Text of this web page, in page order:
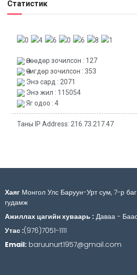
Статистик
Өнөөдөр зочилсон : 127
Өчигдөр зочилсон : 353
Энэ сард : 2071
Энэ жил : 115054
Яг одоо : 4
Таны IP Address: 216.73.217.47
Хаяг Монгол Улс Баруун-Урт сум, 7-р
гудамж
Ажиллах цагийн хуваарь : Даваа -
Утас :(976)7051-1111
Email: baruunurt1957@gmail.com